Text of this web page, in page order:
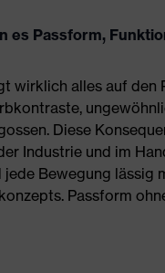
es Passform,
wirklich alles auf
Diese
Industrie und im
Bewegung lässig
Passform